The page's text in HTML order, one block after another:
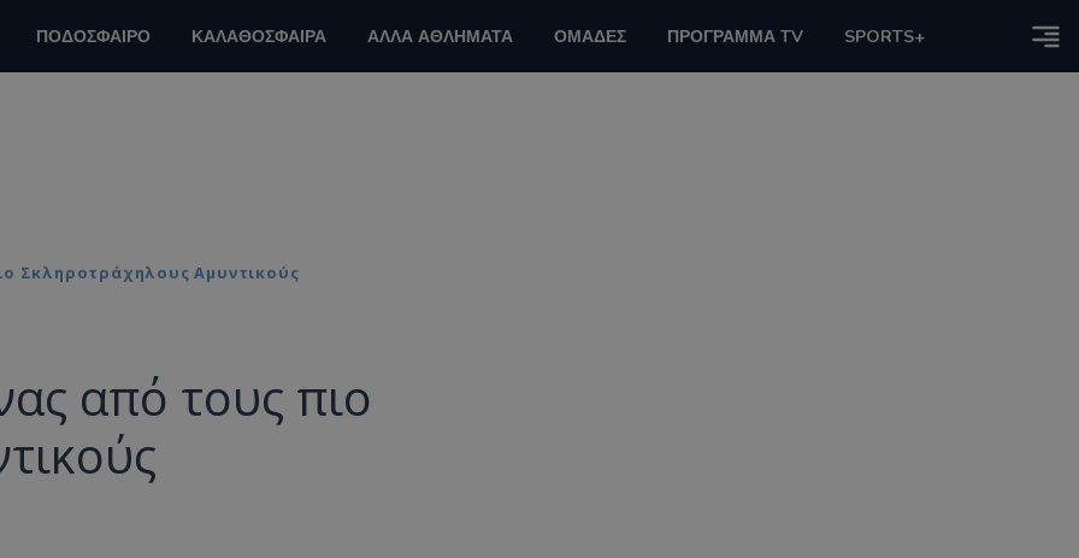
ΠΟΔΟΣΦΑΙΡΟ ΚΑΛΑΘΟΣΦΑΙΡΑ ΑΛΛΑ ΑΘΛΗΜΑΤΑ ΟΜΑΔΕΣ ΠΡΟΓΡΑΜΜΑ TV SPORTS+
Σκληροτράχηλους Αμυντικούς
από τους πιο